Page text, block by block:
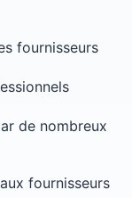
fournisseurs
de nombreux
fournisseurs